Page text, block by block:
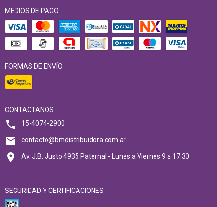
MEDIOS DE PAGO
FORMAS DE ENVÍO
CONTACTANOS
15-4074-2900
contacto@bmdistribuidora.com.ar
Av. J.B. Justo 4935 Paternal - Lunes a Viernes 9 a 17.30
SEGURIDAD Y CERTIFICACIONES